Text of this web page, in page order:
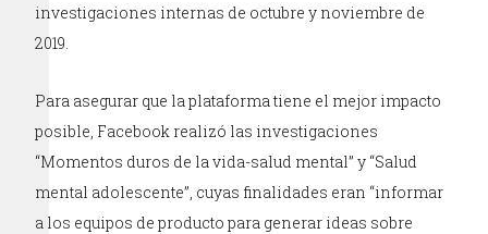
investigaciones internas de octubre y noviembre de
2019.
Para asegurar que la plataforma tiene el mejor impacto
posible, Facebook realizó las investigaciones
“Momentos duros de la vida-salud mental” y “Salud
mental adolescente”, cuyas finalidades eran “informar
a los equipos de producto para generar ideas sobre